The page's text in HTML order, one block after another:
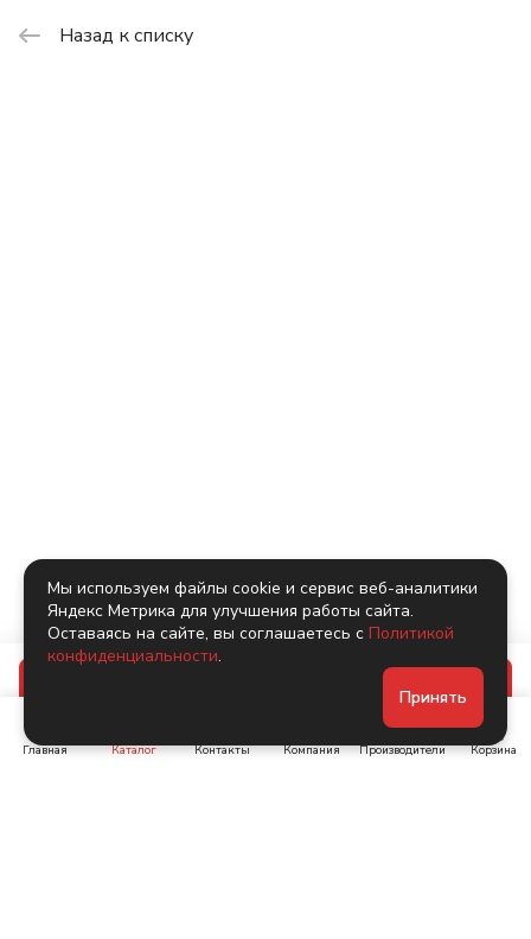
Назад к списку
Главная Каталог Контакты Компания Производители Корзина
Мы используем файлы cookie и сервис веб-аналитики
Яндекс Метрика для улучшения работы сайта.
Оставаясь на сайте, вы соглашаетесь с Политикой
конфиденциальности.
Принять